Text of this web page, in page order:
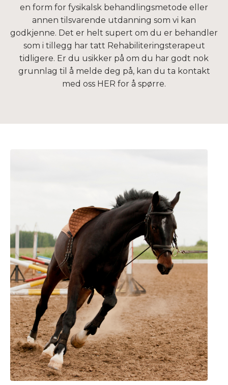
en form for fysikalsk behandlingsmetode eller
annen tilsvarende utdanning som vi kan
godkjenne. Det er helt supert om du er behandler
som i tillegg har tatt Rehabiliteringsterapeut
tidligere. Er du usikker på om du har godt nok
grunnlag til å melde deg på, kan du ta kontakt
med oss HER for å spørre.